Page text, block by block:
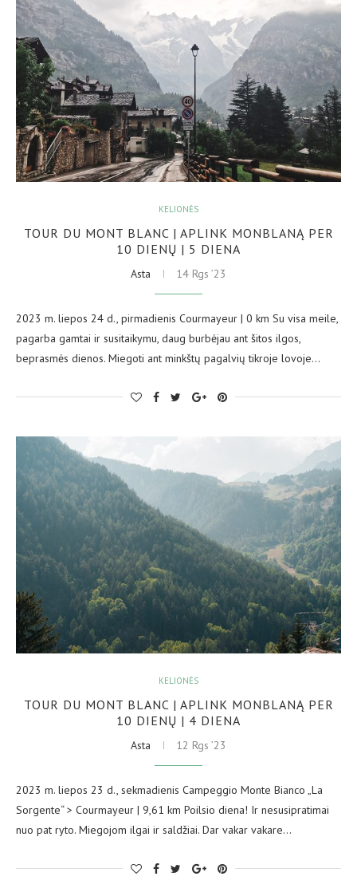
KELIONĖS
TOUR DU MONT BLANC | APLINK MONBLANĄ PER
10 DIENŲ | 5 DIENA
Asta 14 Rgs ’23
2023 m. liepos 24 d., pirmadienis Courmayeur | 0 km Su visa meile,
pagarba gamtai ir susitaikymu, daug burbėjau ant šitos ilgos,
beprasmės dienos. Miegoti ant minkštų pagalvių tikroje lovoje…
KELIONĖS
TOUR DU MONT BLANC | APLINK MONBLANĄ PER
10 DIENŲ | 4 DIENA
Asta 12 Rgs ’23
2023 m. liepos 23 d., sekmadienis Campeggio Monte Bianco „La
Sorgente“ > Courmayeur | 9,61 km Poilsio diena! Ir nesusipratimai
nuo pat ryto. Miegojom ilgai ir saldžiai. Dar vakar vakare…